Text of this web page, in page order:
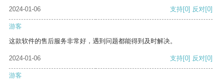
2024-01-06 支持[0] 反对[0]
游客
这款软件的售后服务非常好，遇到问题都能得到及时解决。
2024-01-06 支持[0] 反对[0]
游客